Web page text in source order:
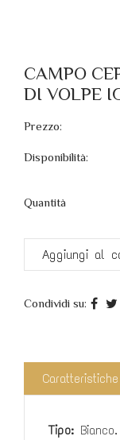
CAMPO
DI VOLPE
Prezzo:
Disponibilità:
Quantità
Aggiungi al
Condividi su:
Caratteristiche
Tipo: Bianco.